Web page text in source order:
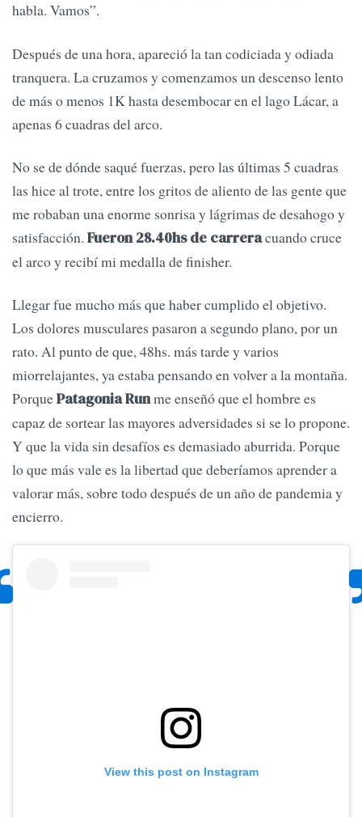
habla. Vamos”.
Después de una hora, apareció la tan codiciada y odiada
tranquera. La cruzamos y comenzamos un descenso lento
de más o menos 1K hasta desembocar en el lago Lácar, a
apenas 6 cuadras del arco.
No se de dónde saqué fuerzas, pero las últimas 5 cuadras
las hice al trote, entre los gritos de aliento de las gente que
me robaban una enorme sonrisa y lágrimas de desahogo y
satisfacción. Fueron 28.40hs de carreracuando cruce
el arco y recibí mi medalla de finisher.
Llegar fue mucho más que haber cumplido el objetivo.
Los dolores musculares pasaron a segundo plano, por un
rato. Al punto de que, 48hs. más tarde y varios
miorrelajantes, ya estaba pensando en volver a la montaña.
PorquePatagonia Runme enseñó que el hombre es
capaz de sortear las mayores adversidades si se lo propone.
Y que la vida sin desafíos es demasiado aburrida. Porque
lo que más vale es la libertad que deberíamos aprender a
valorar más, sobre todo después de un año de pandemia y
encierro.
View this post on Instagram